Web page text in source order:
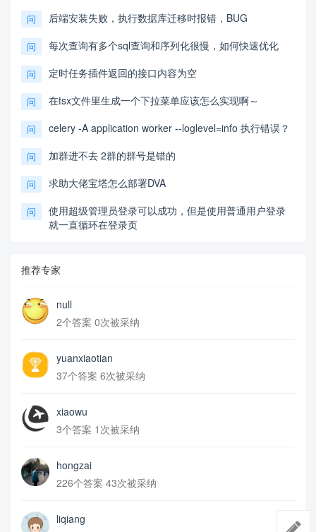
问 后端安装失败，执行数据库迁移时报错，BUG
问 每次查询有多个sql查询和序列化很慢，如何快速优化
问 定时任务插件返回的接口内容为空
问 在tsx文件里生成一个下拉菜单应该怎么实现啊～
问 celery -A application worker --loglevel=info 执行错误？
问 加群进不去 2群的群号是错的
问 求助大佬宝塔怎么部署DVA
问
使用超级管理员登录可以成功，但是使用普通用户登录
就一直循环在登录页
推荐专家
null
2个答案 0次被采纳
yuanxiaotian
37个答案 6次被采纳
xiaowu
3个答案 1次被采纳
hongzai
226个答案 43次被采纳
liqiang